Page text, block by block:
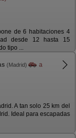
de 6 habitaciones 4
desde 12 hasta 15
tipo ...
(Madrid)
a
A tan solo 25 km del
Ideal para escapadas